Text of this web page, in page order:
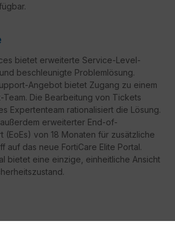
bietet erweiterte Service-Level-
beschleunigte Problemlösung.
Angebot bietet Zugang zu einem
Die Bearbeitung von Tickets
Expertenteam rationalisiert die Lösung.
erweiterter End-of-
(EoEs) von 18 Monaten für zusätzliche
auf das neue FortiCare Elite Portal.
bietet eine einzige, einheitliche Ansicht